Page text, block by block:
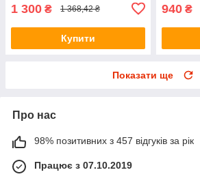
1 300 ₴ 1 368,42 ₴
Купити
940 ₴
Показати ще
Про нас
98% позитивних з 457 відгуків за рік
Працює з 07.10.2019